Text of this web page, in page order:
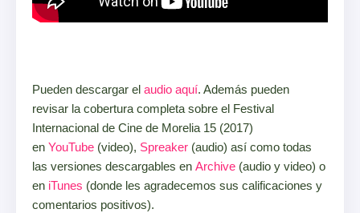
Pueden descargar el audio aquí. Además pueden
revisar la cobertura completa sobre el Festival
Internacional de Cine de Morelia 15 (2017)
en YouTube (video), Spreaker (audio) así como todas
las versiones descargables en Archive (audio y video) o
en iTunes (donde les agradecemos sus calificaciones y
comentarios positivos).